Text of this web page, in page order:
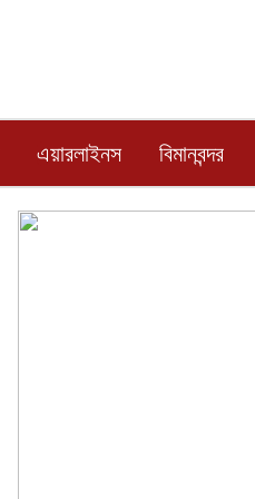
এয়ারলাইনস বিমানবন্দর